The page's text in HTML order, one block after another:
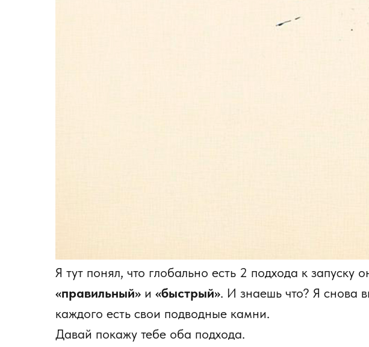
Я тут понял, что глобально есть 2 подхода к запуску
«правильный» и «быстрый». И знаешь что? Я снова
каждого есть свои подводные камни.
Давай покажу тебе оба подхода.